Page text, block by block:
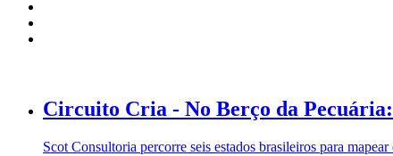
Circuito Cria - No Berço da
Scot Consultoria percorre seis estados brasileiros para